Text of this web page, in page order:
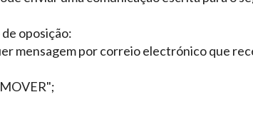
oposição:
mensagem por correio electrónico que